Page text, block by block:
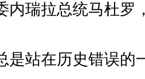
内瑞拉总统马杜罗
是站在历史错误的